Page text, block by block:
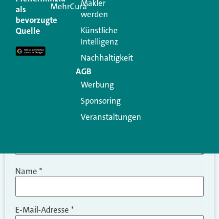
Ihre E-Mail-Adresse wird nicht veröffentlicht.
Erforderliche Felder sind mit
Kommentar
Name *
E-Mail-Adresse *
als
bevorzugte
Quelle
MehrCuraMakler
werden
Künstliche
Intelligenz
Nachhaltigkeit
AGB
Werbung
Sponsoring
Veranstaltungen